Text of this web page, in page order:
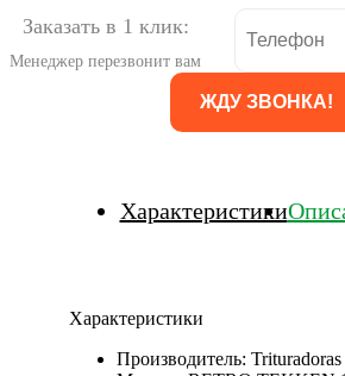
Заказать в 1 клик:
Менеджер перезвонит вам
Характеристики
Характеристики
Производитель: Trituradoras